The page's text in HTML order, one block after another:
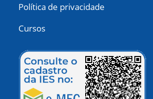
Política de privacidade
Cursos